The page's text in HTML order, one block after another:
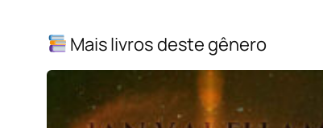
Mais livros deste gênero